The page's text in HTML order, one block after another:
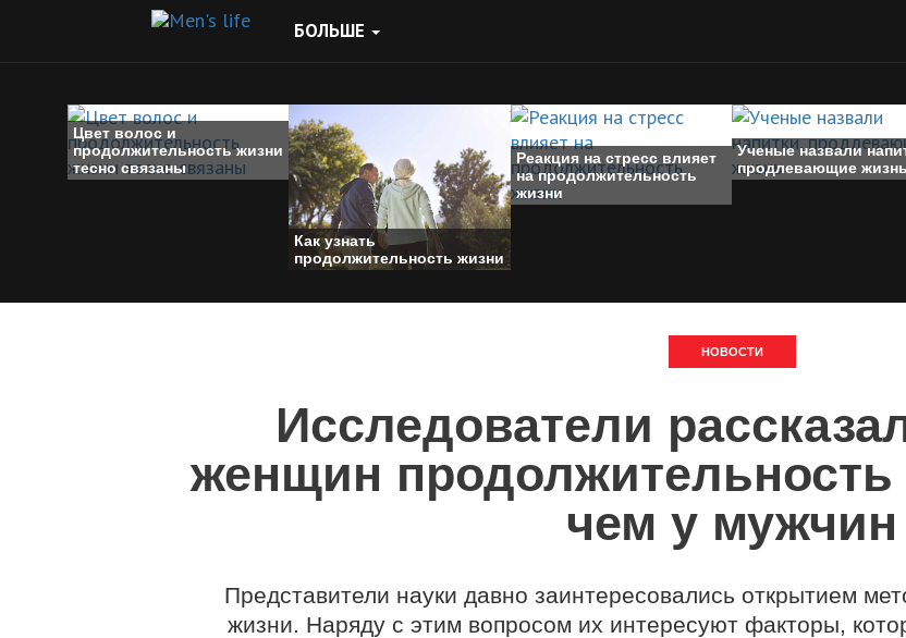
БОЛЬШЕ
Цвет волос и
продолжительность жизни
тесно связаны
Как узнать
продолжительность жизни
Реакция на стресс влияет
на продолжительность
жизни
Ученые назвали
продлевающие жизнь
НОВОСТИ
Исследователи
женщин
чем у мужчин
Представители науки давно заинтересовались открытием
жизни. Наряду с этим вопросом их интересуют факторы,